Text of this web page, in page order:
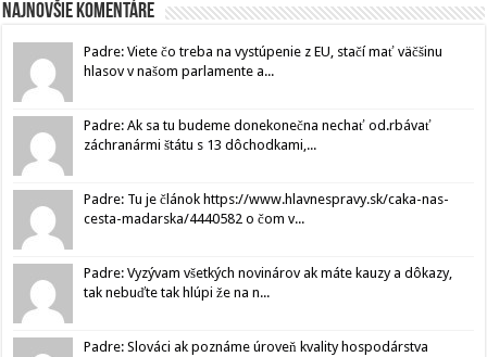
Najnovšie komentáre
Padre: Viete čo treba na vystúpenie z EU, stačí mať väčšinu
hlasov v našom parlamente a...
Padre: Ak sa tu budeme donekonečna nechať od.rbávať
záchranármi štátu s 13 dôchodkami,...
Padre: Tu je článok https://www.hlavnespravy.sk/caka-nas-
cesta-madarska/4440582 o čom v...
Padre: Vyzývam všetkých novinárov ak máte kauzy a dôkazy,
tak nebuďte tak hlúpi že na n...
Padre: Slováci ak poznáme úroveň kvality hospodárstva